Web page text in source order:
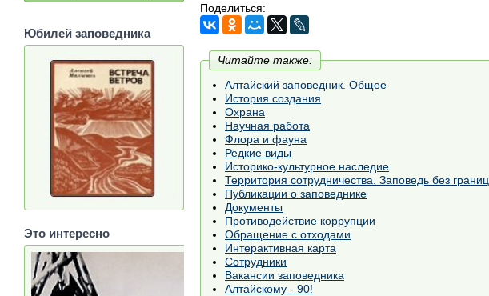
Поделиться:
Читайте также:
Алтайский заповедник. Общее
История создания
Охрана
Научная работа
Флора и фауна
Редкие виды
Историко-культурное наследие
Территория сотрудничества. Заповедь без границ
Публикации о заповеднике
Документы
Противодействие коррупции
Обращение с отходами
Интерактивная карта
Сотрудники
Вакансии заповедника
Алтайскому - 90!
Юбилей заповедника
Это интересно